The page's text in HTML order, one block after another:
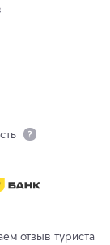
отзыв туриста